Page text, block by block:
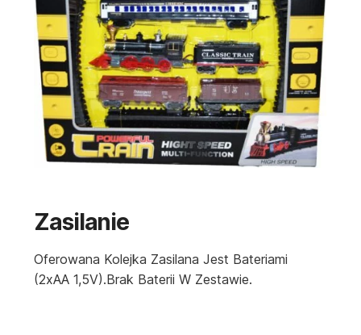
Zasilanie
Oferowana Kolejka Zasilana Jest Bateriami
(2xAA 1,5V).Brak Baterii W Zestawie.